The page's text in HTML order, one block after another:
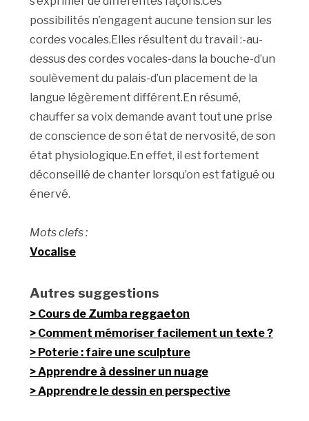
possibilités n’engagent aucune tension sur les
cordes vocales.Elles résultent du travail :-au-
dessus des cordes vocales-dans la bouche-d’un
soulèvement du palais-d’un placement de la
langue légèrement différent.En résumé,
chauffer sa voix demande avant tout une prise
de conscience de son état de nervosité, de son
état physiologique.En effet, il est fortement
déconseillé de chanter lorsqu’on est fatigué ou
énervé.
Mots clefs :
Vocalise
Autres suggestions
Cours de Zumba reggaeton
Comment mémoriser facilement un texte ?
Poterie : faire une sculpture
Apprendre à dessiner un nuage
Apprendre le dessin en perspective